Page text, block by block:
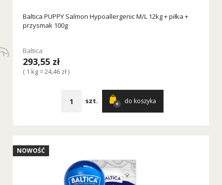
Baltica PUPPY Salmon Hypoallergenic M/L 12kg + piłka +
przysmak 100g
Baltica
293,55 zł
( 1 kg = 24,46 zł )
szt. do koszyka
NOWOŚĆ